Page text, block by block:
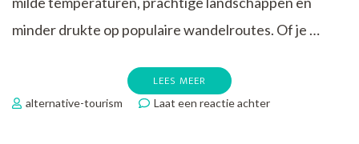
minder drukte op populaire wandelroutes. Of je …
LEES MEER
alternative-tourism Laat een reactie achterop